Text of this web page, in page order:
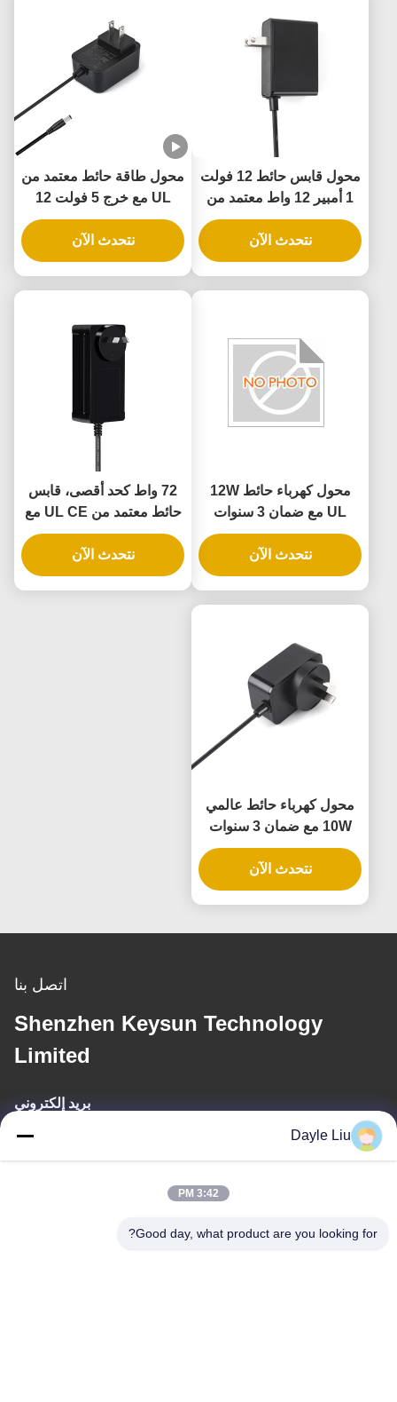
محول قابس حائط 12 فولت
1 أمبير 12 واط معتمد من
UL مع ضمان لمدة 3 سنوات
وحماية متعددة
نتحدث الآن
محول طاقة حائط معتمد من
UL مع خرج 5 فولت 12
فولت 24 فولت وطاقة 12
واط 24 واط لقفل الباب
الذكي
نتحدث الآن
محول كهرباء حائط 12W
UL مع ضمان 3 سنوات
ومصدر طاقة AC DC
نتحدث الآن
72 واط كحد أقصى، قابس
حائط معتمد من UL CE مع
ضمان لمدة 3 سنوات
نتحدث الآن
محول كهرباء حائط عالمي
10W مع ضمان 3 سنوات
وجهد خروجي متعدد
نتحدث الآن
اتصل بنا
Shenzhen Keysun Technology
Limited
بريد إلكتروني
dayle@keysuntech.com
عنوان
Dayle Liu
3:42 PM
Good day, what product are you looking for?